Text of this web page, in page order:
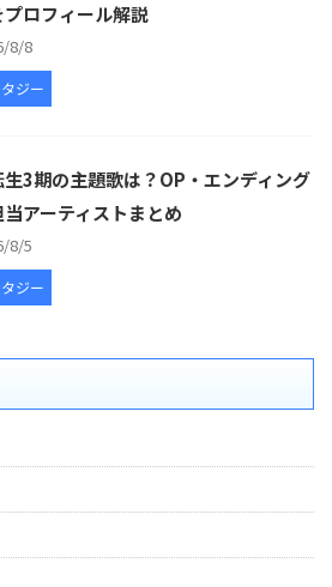
ロフィール解説
8/8
ジー
生3期の主題歌は？OP・エンディング
アーティストまとめ
8/5
ジー